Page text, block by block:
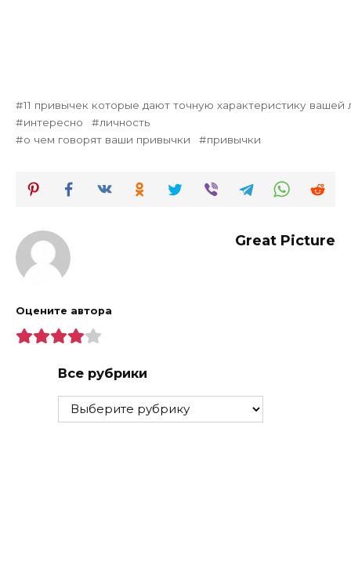
11 привычек которые дают точную характеристику вашей
интересно
личность
о чем говорят ваши привычки
привычки
Great Picture
Оцените автора
Все рубрики
Все
рубрики